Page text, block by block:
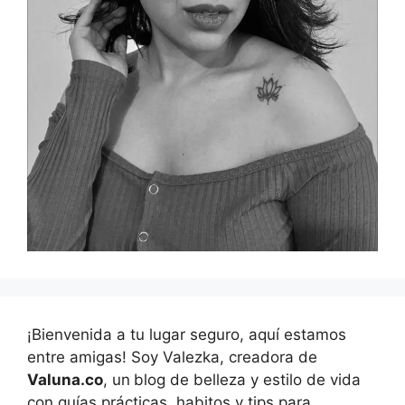
¡Bienvenida a tu lugar seguro, aquí estamos
entre amigas! Soy Valezka, creadora de
Valuna.co, un blog de belleza y estilo de vida